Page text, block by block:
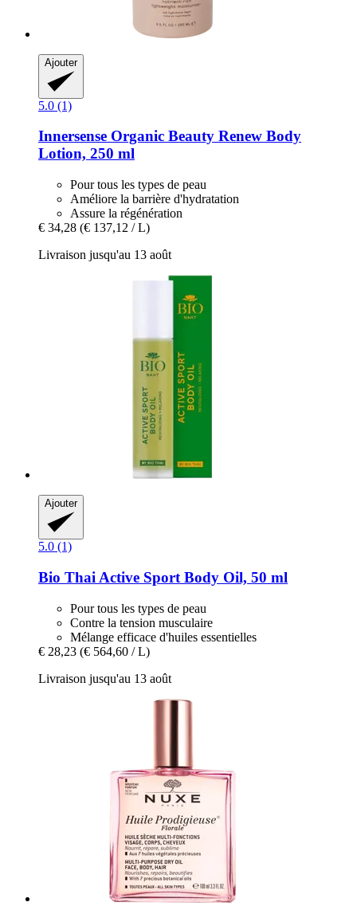
Ajouter
5.0 (1)
Innersense Organic Beauty Renew Body
Lotion, 250 ml
Pour tous les types de peau
Améliore la barrière d'hydratation
Assure la régénération
€ 34,28 (€ 137,12 / L)
Livraison jusqu'au 13 août
Ajouter
5.0 (1)
Bio Thai Active Sport Body Oil, 50 ml
Pour tous les types de peau
Contre la tension musculaire
Mélange efficace d'huiles essentielles
€ 28,23 (€ 564,60 / L)
Livraison jusqu'au 13 août